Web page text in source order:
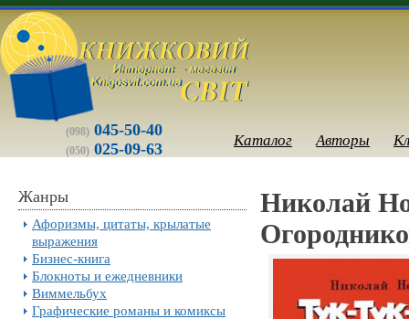
(098) 045-50-40
(050) 025-09-63 Каталог Авторы
Жанры
Афоризмы, цитаты, крылатые
выражения
Бизнес-книга
Блокноты и ежедневники
Виммельбух
Графические романы и комиксы
Николай